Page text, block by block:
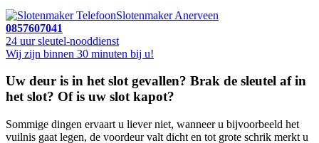
Slotenmaker Anerveen
0857607041
24 uur sleutel-nooddienst
Wij zijn binnen 30 minuten bij u!
Uw deur is in het slot gevallen? Brak de sleutel af in
het slot? Of is uw slot kapot?
Sommige dingen ervaart u liever niet, wanneer u bijvoorbeeld het
vuilnis gaat legen, de voordeur valt dicht en tot grote schrik merkt u